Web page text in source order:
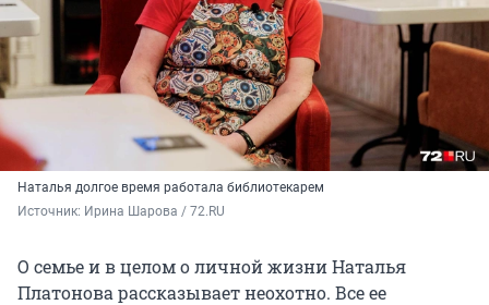
Наталья долгое время работала библиотекарем
Источник: Ирина Шарова / 72.RU
О семье и в целом о личной жизни Наталья
Платонова рассказывает неохотно. Все ее